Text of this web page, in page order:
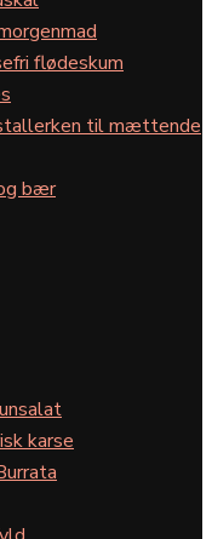
flødeskum
til mættende
bær
karse